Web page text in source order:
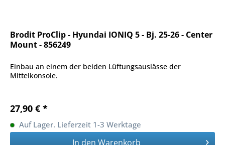
Brodit ProClip - Hyundai IONIQ 5 - Bj. 25-26 - Center
Mount - 856249
Einbau an einem der beiden Lüftungsauslässe der
Mittelkonsole.
27,90 € *
Auf Lager. Lieferzeit 1-3 Werktage
In den Warenkorb